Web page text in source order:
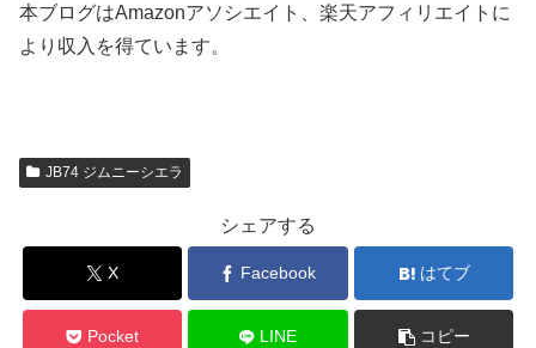
本ブログはAmazonアソシエイト、楽天アフィリエイトに
より収入を得ています。
JB74 ジムニーシエラ
シェアする
X Facebook はてブ
Pocket LINE コピー